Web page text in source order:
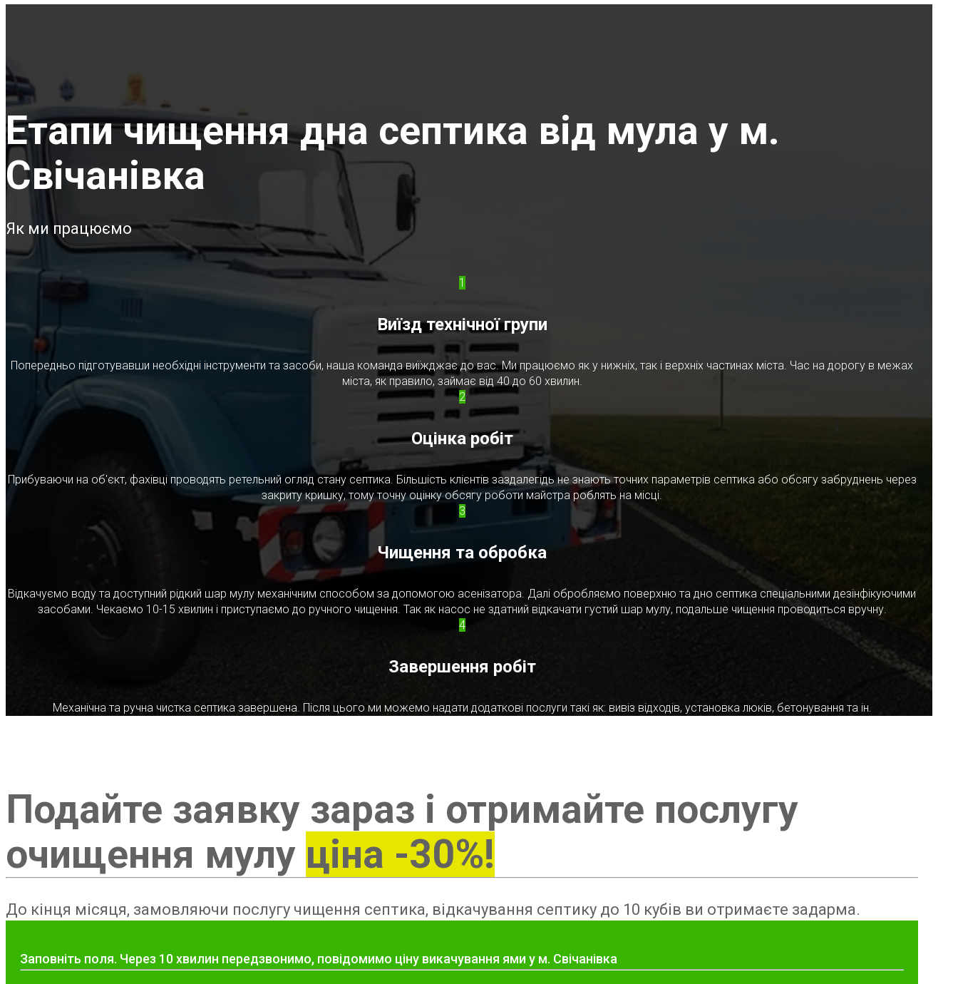
Етапи чищення дна септика від мула у м.
Свічанівка
Як ми працюємо
1
Виїзд технічної групи
Попередньо підготувавши необхідні інструменти та засоби, наша команда виїжджає до вас. Ми працюємо як у нижніх, так і верхніх частинах міста. Час на дорогу в межах
міста, як правило, займає від 40 до 60 хвилин.
2
Оцінка робіт
Прибуваючи на об'єкт, фахівці проводять ретельний огляд стану септика. Більшість клієнтів заздалегідь не знають точних параметрів септика або обсягу забруднень через
закриту кришку, тому точну оцінку обсягу роботи майстра роблять на місці.
3
Чищення та обробка
Відкачуємо воду та доступний рідкий шар мулу механічним способом за допомогою асенізатора. Далі обробляємо поверхню та дно септика спеціальними дезінфікуючими
засобами. Чекаємо 10-15 хвилин і приступаємо до ручного чищення. Так як насос не здатний відкачати густий шар мулу, подальше чищення проводиться вручну.
4
Завершення робіт
Механічна та ручна чистка септика завершена. Після цього ми можемо надати додаткові послуги такі як: вивіз відходів, установка люків, бетонування та ін.
Подайте заявку зараз і отримайте послугу
очищення мулу ціна -30%!
До кінця місяця, замовляючи послугу чищення септика, відкачування септику до 10 кубів ви отримаєте задарма.
Заповніть поля. Через 10 хвилин передзвонимо, повідомимо ціну викачування ями у м. Свічанівка